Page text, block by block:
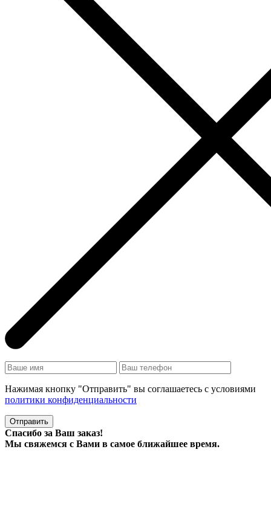
Нажимая кнопку "Отправить" вы соглашаетесь с условиями
политики конфиденциальности
Отправить
Спасибо за Ваш заказ!
Мы свяжемся с Вами в самое ближайшее время.